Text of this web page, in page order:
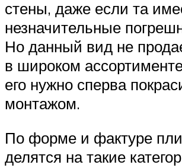
стены, даже если та
незначительные
Но данный вид не
в широком
его нужно сперва
монтажом.
По форме и фактуре
делятся на такие